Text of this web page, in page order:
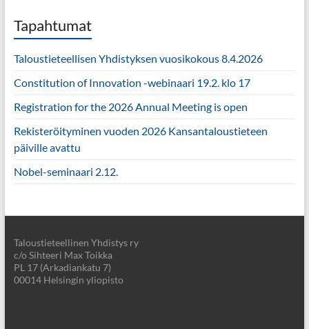
Tapahtumat
Taloustieteellisen Yhdistyksen vuosikokous 8.4.2026
Constitution of Innovation -webinaari 19.2. klo 17
Registration for the 2026 Annual Meeting is open
Rekisteröityminen vuoden 2026 Kansantaloustieteen
päiville avattu
Nobel-seminaari 2.12.
Taloustieteellinen Yhdistys ry
c/o Sihteeri Max Toikka
PL 17 (Arkadiankatu 7)
00014 Helsingin yliopisto